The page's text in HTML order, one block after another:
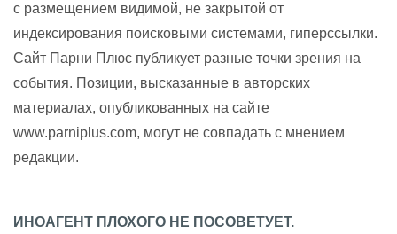
с размещением видимой, не закрытой от
индексирования поисковыми системами, гиперссылки.
Сайт Парни Плюс публикует разные точки зрения на
события. Позиции, высказанные в авторских
материалах, опубликованных на сайте
www.parniplus.com, могут не совпадать с мнением
редакции.
ИНОАГЕНТ ПЛОХОГО НЕ ПОСОВЕТУЕТ.